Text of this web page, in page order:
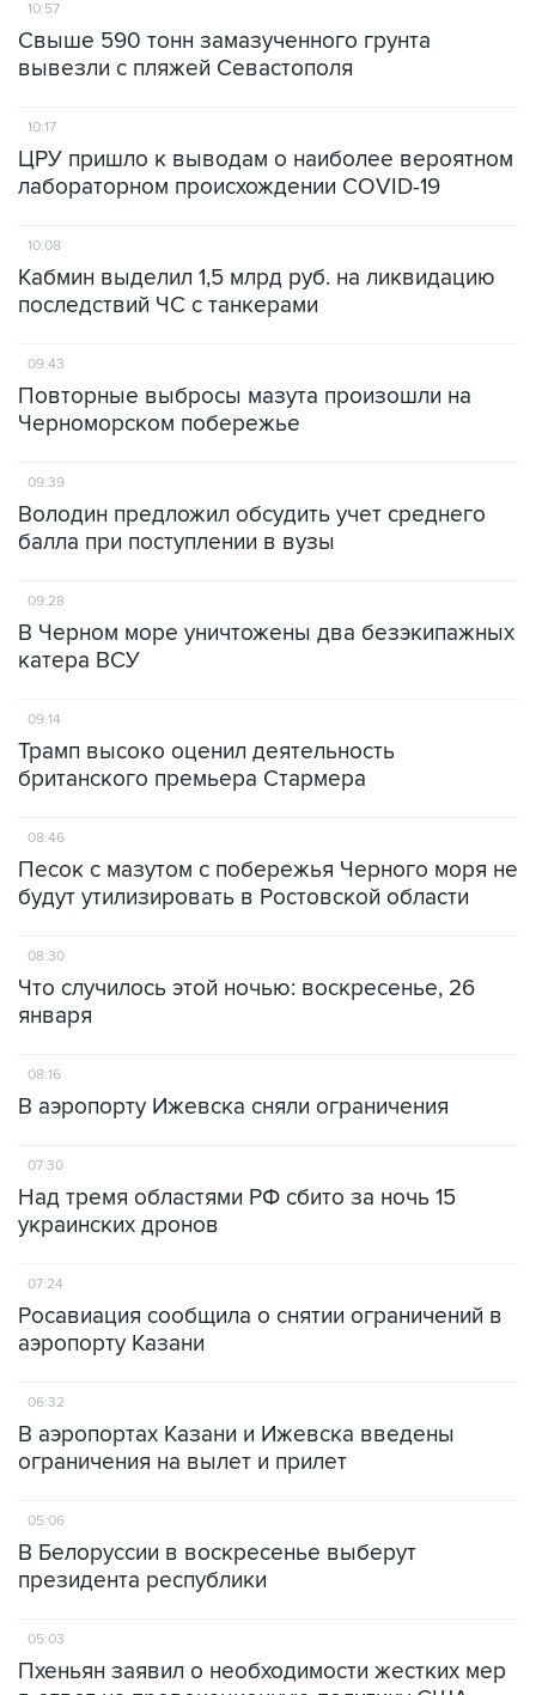
10:57
Свыше 590 тонн замазученного грунта
вывезли с пляжей Севастополя
10:17
ЦРУ пришло к выводам о наиболее вероятном
лабораторном происхождении COVID-19
10:08
Кабмин выделил 1,5 млрд руб. на ликвидацию
последствий ЧС с танкерами
09:43
Повторные выбросы мазута произошли на
Черноморском побережье
09:39
Володин предложил обсудить учет среднего
балла при поступлении в вузы
09:28
В Черном море уничтожены два безэкипажных
катера ВСУ
09:14
Трамп высоко оценил деятельность
британского премьера Стармера
08:46
Песок с мазутом с побережья Черного моря не
будут утилизировать в Ростовской области
08:30
Что случилось этой ночью: воскресенье, 26
января
08:16
В аэропорту Ижевска сняли ограничения
07:30
Над тремя областями РФ сбито за ночь 15
украинских дронов
07:24
Росавиация сообщила о снятии ограничений в
аэропорту Казани
06:32
В аэропортах Казани и Ижевска введены
ограничения на вылет и прилет
05:06
В Белоруссии в воскресенье выберут
президента республики
05:03
Пхеньян заявил о необходимости жестких мер